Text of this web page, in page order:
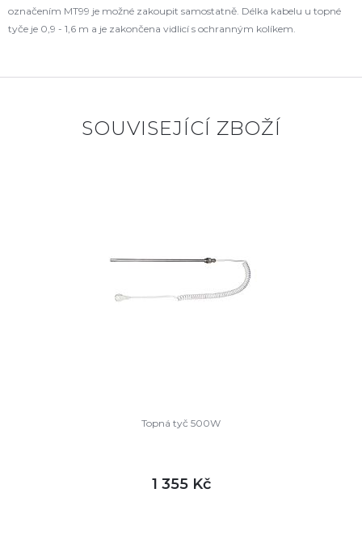
označením MT99 je možné zakoupit samostatně. Délka kabelu u topné
tyče je 0,9 - 1,6 m a je zakončena vidlicí s ochranným kolíkem.
SOUVISEJÍCÍ ZBOŽÍ
Topná tyč 500W
1 355 Kč